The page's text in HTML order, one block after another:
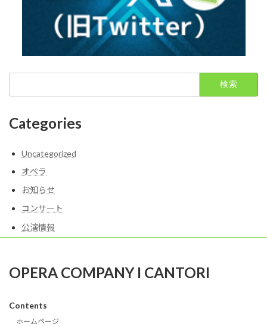
Categories
Uncategorized
オペラ
お知らせ
コンサート
公演情報
OPERA COMPANY I CANTORI
Contents
ホームページ